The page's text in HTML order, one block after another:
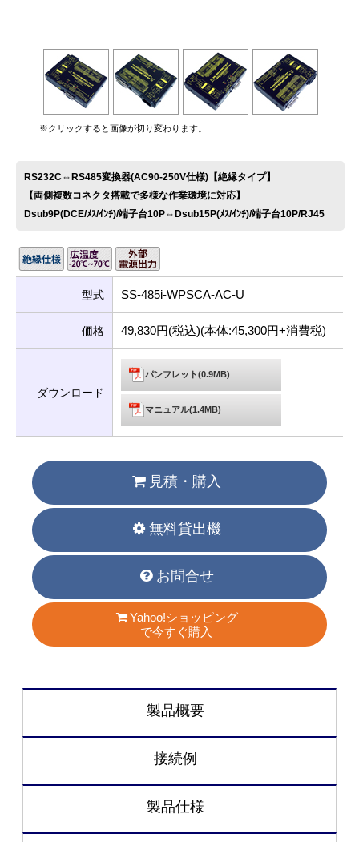
※クリックすると画像が切り変わります。
RS232C⇔RS485変換器(AC90-250V仕様)【絶縁タイプ】
【両側複数コネクタ搭載で多様な作業環境に対応】
Dsub9P(DCE/ﾒｽ/ｲﾝﾁ)/端子台10P⇔Dsub15P(ﾒｽ/ｲﾝﾁ)/端子台10P/RJ45
型式 SS-485i-WPSCA-AC-U
価格 49,830円(税込)(本体:45,300円+消費税)
ダウンロード
パンフレット(0.9MB)
マニュアル(1.4MB)
見積・購入
無料貸出機
お問合せ
Yahoo!ショッピング
で今すぐ購入
製品概要
接続例
製品仕様